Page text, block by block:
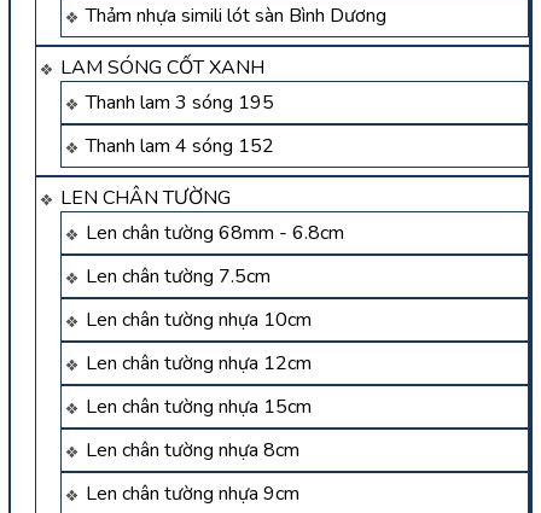
Thảm nhựa simili lót sàn Bình Dương
LAM SÓNG CỐT XANH
Thanh lam 3 sóng 195
Thanh lam 4 sóng 152
LEN CHÂN TƯỜNG
Len chân tường 68mm - 6.8cm
Len chân tường 7.5cm
Len chân tường nhựa 10cm
Len chân tường nhựa 12cm
Len chân tường nhựa 15cm
Len chân tường nhựa 8cm
Len chân tường nhựa 9cm